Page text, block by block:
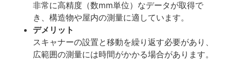
非常に高精度（数mm単位）なデータが取得で
き、構造物や屋内の測量に適しています。
デメリット
スキャナーの設置と移動を繰り返す必要があり、
広範囲の測量には時間がかかる場合があります。